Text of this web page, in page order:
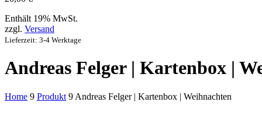
Enthält 19% MwSt.
zzgl. Versand
Lieferzeit: 3-4 Werktage
Andreas Felger | Kartenbox |
Home 9 Produkt 9 Andreas Felger | Kartenbox | Weihnachten